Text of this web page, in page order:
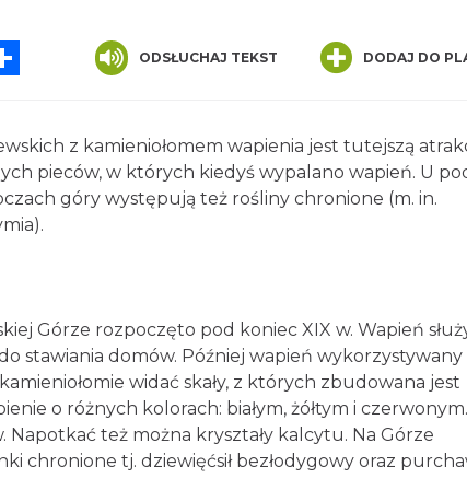
ODSŁUCHAJ TEKST DODAJ DO
z kamieniołomem wapienia jest tutejszą
pieców, w których kiedyś wypalano wapień. U
góry występują też rośliny chronione (m. in.
Górze rozpoczęto pod koniec XIX w. Wapień
stawiania domów. Później wapień wykorzystywany
widać skały, z których zbudowana jest
o różnych kolorach: białym, żółtym i czerwonym.
Napotkać też można kryształy kalcytu. Na Górze
chronione tj. dziewięćsił bezłodygowy oraz